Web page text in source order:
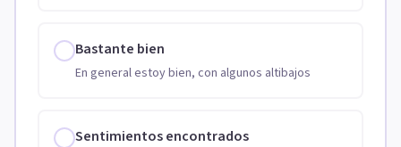
Bastante bien
En general estoy bien, con algunos altibajos
Sentimientos encontrados